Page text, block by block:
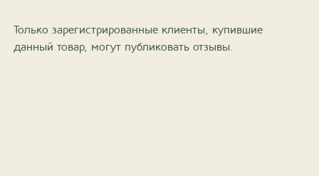
Только зарегистрированные клиенты, купившие
данный товар, могут публиковать отзывы.